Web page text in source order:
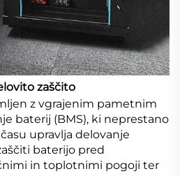
zaščito
z vgrajenim pametnim
baterij (BMS), ki neprestano
upravlja delovanje
baterijo pred
in toplotnimi pogoji ter